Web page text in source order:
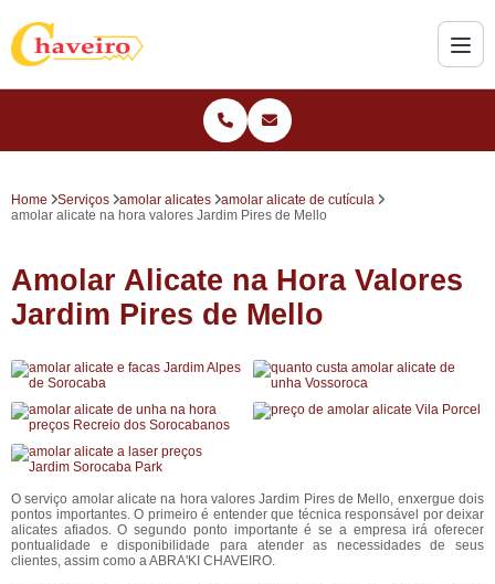
Home Serviços amolar alicates
amolar alicate de cutícula
amolar alicate na hora valores Jardim Pires de Mello
Amolar Alicate na Hora Valores
Jardim Pires de Mello
O serviço amolar alicate na hora valores Jardim Pires de Mello, enxergue dois
pontos importantes. O primeiro é entender que técnica responsável por deixar
alicates afiados. O segundo ponto importante é se a empresa irá oferecer
pontualidade e disponibilidade para atender as necessidades de seus
clientes, assim como a ABRA'KI CHAVEIRO.